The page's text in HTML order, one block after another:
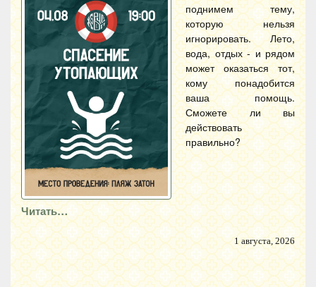
поднимем тему,
которую нельзя
игнорировать. Лето,
вода, отдых - и рядом
может оказаться тот,
кому понадобится
ваша помощь.
Сможете ли вы
действовать
правильно?
Читать…
1 августа, 2026